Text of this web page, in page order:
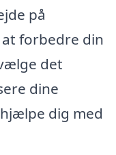
på
forbedre din
det
dine
dig med